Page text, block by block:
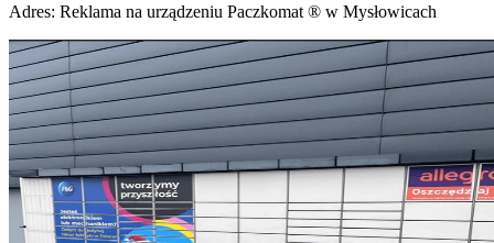
Adres: Reklama na urządzeniu Paczkomat ® w Mysłowicach